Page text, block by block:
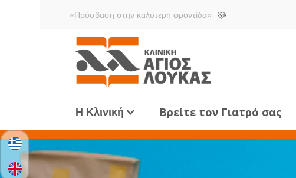
«Πρόσβαση στην καλύτερη φροντίδα»
Η Κλινική Βρείτε τον Γιατρό σας